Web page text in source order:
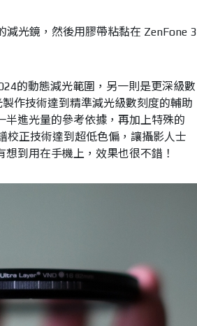
光鏡，然後用膠帶粘黏在 ZenFone 3
的動態減光範圍，另一則是更深級數
作技術達到精準減光級數刻度的輔助
進光量的參考依據，再加上特殊的
校正技術達到超低色偏，讓攝影人士
到用在手機上，效果也很不錯！